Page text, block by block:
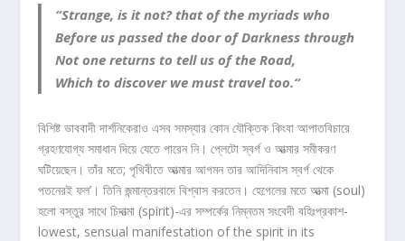
“Strange, is it not? that of the myriads who
Before us passed the door of Darkness through
Not one returns to tell us of the Road,
Which to discover we must travel too.“
বিশিষ্ট ভাববাদী দার্শনিকেরাও এসব সমস্যার কোন যৌক্তিক কিংবা আপাতবিচারে
গ্রহণযোগ্য সমাধান দিয়ে যেতে পারেন নি। প্লেটো স্বর্গ ও আত্মার সমীকরণ
ঘটিয়েছেন। তাঁর মতে; পৃথিবীতে আত্মার আগমন তার আদিনিবাস স্বর্গ থেকে
পতনেরই ফল’। তিনি জন্মান্তরবাদে বিশ্বাস করতেন। হেগেলের মতে আত্মা (soul)
হলো বস্তুর সাথে চিদাত্মা (spirit)-এর সম্পর্কের নিম্নতম সংবেদী বহিঃপ্রকাশ-
lowest, sensual manifestation of the spirit in its